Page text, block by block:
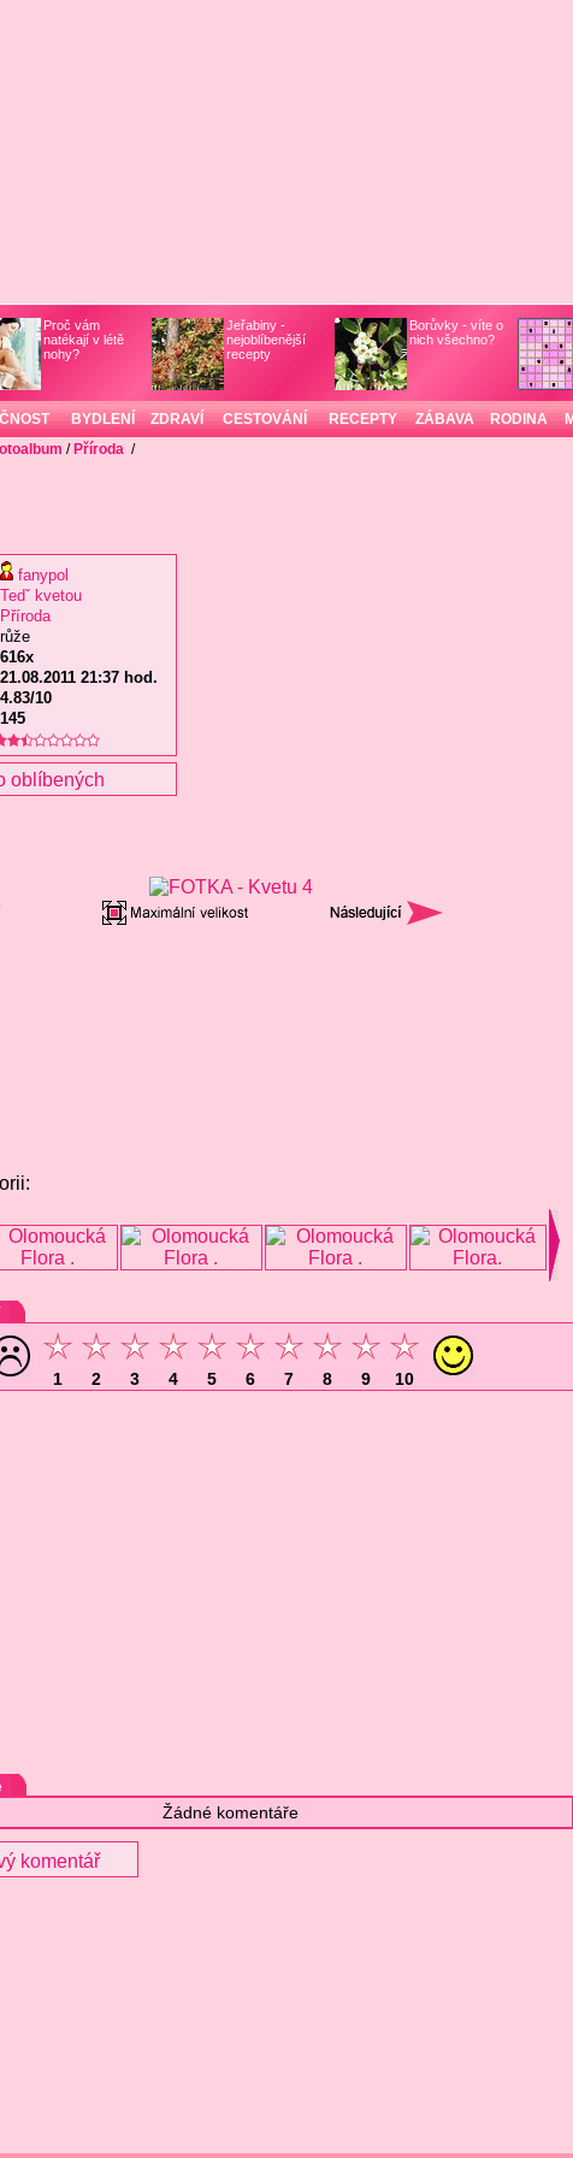
Proč vám
natékají v létě
nohy?
Jeřabiny -
nejoblíbenější
recepty
Borůvky - víte o
nich všechno?
BYDLENÍ ZDRAVÍ CESTOVÁNÍ RECEPTY ZÁBAVA RODINA
/ Příroda /
fanypol
Tedˇ kvetou
Příroda
růže
616x
21.08.2011 21:37 hod.
4.83/10
145
1 2 3 4 5 6 7 8 9 10
Žádné komentáře
komentář